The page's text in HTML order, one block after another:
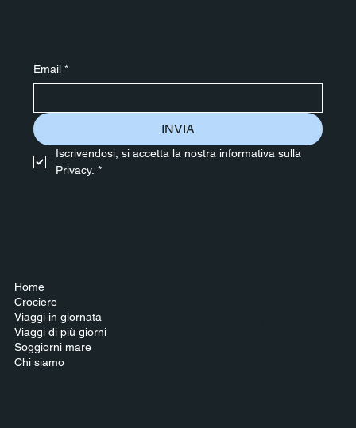
Email *
INVIA
Iscrivendosi, si accetta la nostra informativa sulla
Privacy. *
Home
Crociere
Viaggi in giornata
Viaggi di più giorni
Soggiorni mare
Chi siamo